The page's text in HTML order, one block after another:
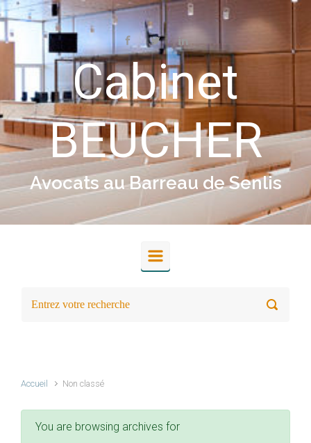
Skip to main content
Cabinet
BEUCHER
Avocats au Barreau de Senlis
Accueil Non classé
You are browsing archives for